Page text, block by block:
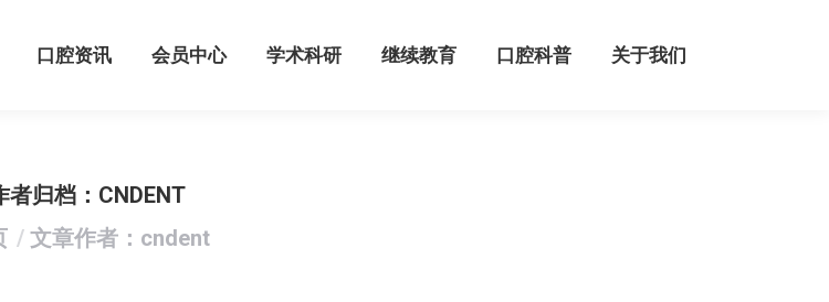
口腔资讯 会员中心 学术科研 继续教育 口腔科普 关于我们
者归档： CNDENT
里：文章作者：cndent